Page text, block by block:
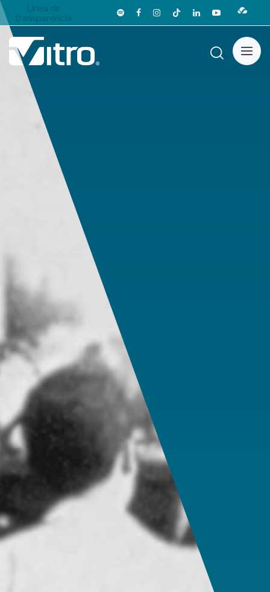
Línea de
transparencia